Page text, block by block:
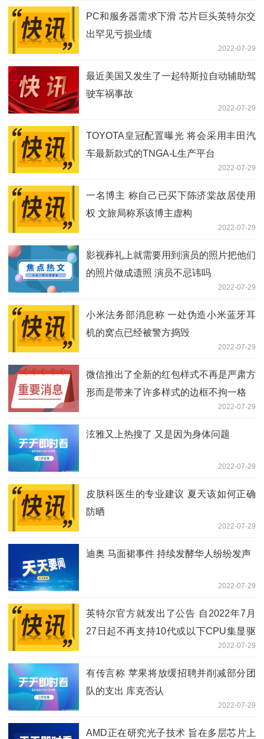
PC和服务器需求下滑 芯片巨头英特尔交
出罕见亏损业绩
2022-07-29
最近美国又发生了一起特斯拉自动辅助驾
驶车祸事故
2022-07-29
TOYOTA皇冠配置曝光 将会采用丰田汽
车最新款式的TNGA-L生产平台
2022-07-29
一名博主 称自己已买下陈济棠故居使用
权 文旅局称系该博主虚构
2022-07-29
影视葬礼上就需要用到演员的照片把他们
的照片做成遗照 演员不忌讳吗
2022-07-29
小米法务部消息称 一处伪造小米蓝牙耳
机的窝点已经被警方捣毁
2022-07-29
微信推出了全新的红包样式不再是严肃方
形而是带来了许多样式的边框不拘一格
2022-07-29
泫雅又上热搜了 又是因为身体问题
2022-07-29
皮肤科医生的专业建议 夏天该如何正确
防晒
2022-07-29
迪奥 马面裙事件 持续发酵华人纷纷发声
2022-07-29
英特尔官方就发出了公告 自2022年7月
27日起不再支持10代或以下CPU集显驱
2022-07-29
有传言称 苹果将放缓招聘并削减部分团
队的支出 库克否认
2022-07-29
AMD正在研究光子技术 旨在多层芯片上